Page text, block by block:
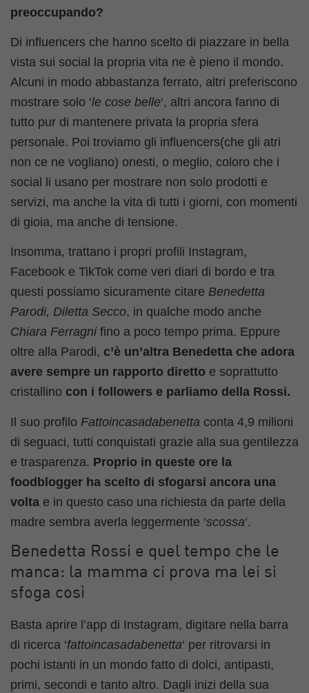
preoccupando?
Di influencers che hanno scelto di piazzare in bella
vista sui social la propria vita ne è pieno il mondo.
Alcuni in modo abbastanza ferrato, altri preferiscono
mostrare solo ‘le cose belle‘, altri ancora fanno di
tutto pur di mantenere privata la propria sfera
personale. Poi troviamo gli influencers(che gli atri
non ce ne vogliano) onesti, o meglio, coloro che i
social li usano per mostrare non solo prodotti e
servizi, ma anche la vita di tutti i giorni, con momenti
di gioia, ma anche di tensione.
Insomma, trattano i propri profili Instagram,
Facebook e TikTok come veri diari di bordo e tra
questi possiamo sicuramente citare Benedetta
Parodi, Diletta Secco, in qualche modo anche
Chiara Ferragnifino a poco tempo prima. Eppure
oltre alla Parodi, c’è un’altra Benedetta che adora
avere sempre un rapporto diretto e soprattutto
cristallino con i followers e parliamo della Rossi.
Il suo profilo Fattoincasadabenetta conta 4,9 milioni
di seguaci, tutti conquistati grazie alla sua gentilezza
e trasparenza. Proprio in queste ore la
foodblogger ha scelto di sfogarsi ancora una
volta e in questo caso una richiesta da parte della
madre sembra averla leggermente ‘scossa‘.
Benedetta Rossi e quel tempo che le
manca: la mamma ci prova ma lei si
sfoga così
Basta aprire l’app di Instagram, digitare nella barra
di ricerca ‘fattoincasadabenetta‘ per ritrovarsi in
pochi istanti in un mondo fatto di dolci, antipasti,
primi, secondi e tanto altro. Dagli inizi della sua